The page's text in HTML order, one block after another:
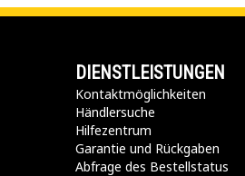
DIENSTLEISTUNGEN
Kontaktmöglichkeiten​
Händlersuche
Hilfezentrum
Garantie und Rückgaben
Abfrage des Bestellstatus